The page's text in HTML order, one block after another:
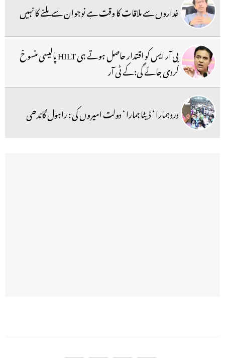
غداروں سے ملاقات کا وقت ہے نوجوان سے ملنے کا نہیں
بی آر ایس کو اقتدار حاصل ہوتے ہی HILT پالیسی منسوخ
کردی جائے گی:کے ٹی آر
درد ہمارا ‘ ڈیٹا ہمارا ‘ دولت امیروں کی : راہول گاندھی